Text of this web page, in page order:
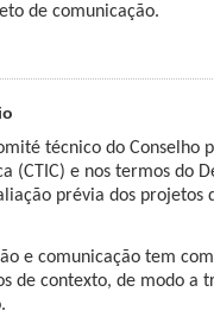
de comunicação.
técnico do Conselho
(CTIC) e nos termos do
prévia dos projetos
e comunicação tem
de contexto, de modo a